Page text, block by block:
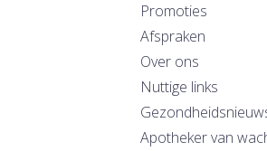
Promoties
Afspraken
Over ons
Nuttige links
Apotheker van